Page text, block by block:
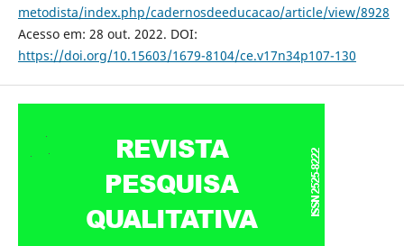
metodista/index.php/cadernosdeeducacao/article/view/8928
Acesso em: 28 out. 2022. DOI:
https://doi.org/10.15603/1679-8104/ce.v17n34p107-130